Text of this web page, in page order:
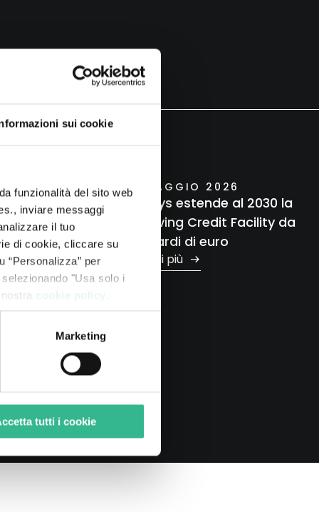
sui cookie
funzionalità del sito web
inviare messaggi
il tuo
di cookie, cliccare su
“Personalizza” per
"Usa solo i
cookie policy
Marketing
tutti i cookie
del
20 MAGGIO 2026
Mundys estende al 2030 la
Revolving Credit Facility da
2 miliardi di euro
Leggi di più